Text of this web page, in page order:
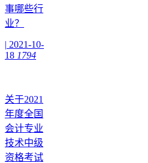
事哪些行
业？
| 2021-10-
18 1794
关于2021
年度全国
会计专业
技术中级
资格考试